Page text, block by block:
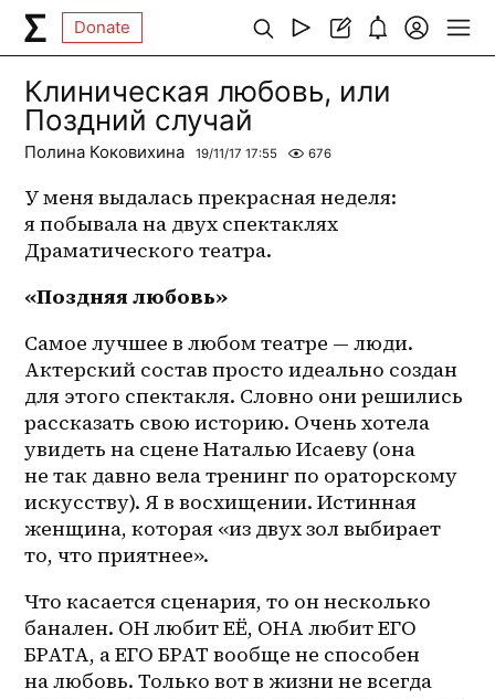
Donate
Клиническая любовь, или
Поздний случай
Полина Коковихина 19/11/17 17:55 676
У меня выдалась прекрасная неделя:
я побывала на двух спектаклях
Драматического театра.
«Поздняя любовь»
Самое лучшее в любом театре — люди.
Актерский состав просто идеально создан
для этого спектакля. Словно они решились
рассказать свою историю. Очень хотела
увидеть на сцене Наталью Исаеву (она
не так давно вела тренинг по ораторскому
искусству). Я в восхищении. Истинная
женщина, которая «из двух зол выбирает
то, что приятнее».
Что касается сценария, то он несколько
банален. ОН любит ЕЁ, ОНА любит ЕГО
БРАТА, а ЕГО БРАТ вообще не способен
на любовь. Только вот в жизни не всегда